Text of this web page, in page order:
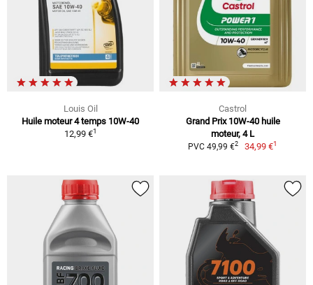
Louis Oil
Huile moteur 4 temps 10W-40
12,99 €1
Castrol
Grand Prix 10W-40 huile
moteur, 4 L
PVC 49,99 €2 34,99 €1